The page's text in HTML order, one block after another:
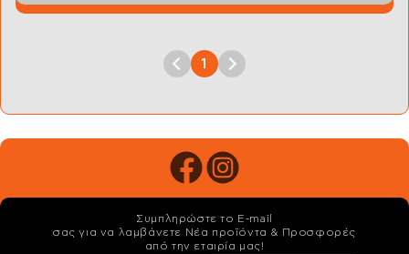
1
Συμπληρώστε το E-mail
σας για να λαμβάνετε Νέα προϊόντα & Προσφορές
από την εταιρία μας!